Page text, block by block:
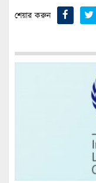
শেয়ার করুন